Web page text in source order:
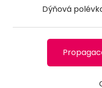
Dýňová